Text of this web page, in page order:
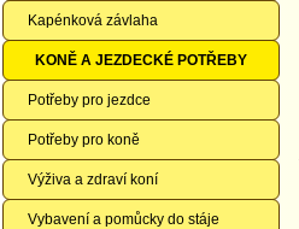
Kapénková závlaha
KONĚ A JEZDECKÉ POTŘEBY
Potřeby pro jezdce
Potřeby pro koně
Výživa a zdraví koní
Vybavení a pomůcky do stáje